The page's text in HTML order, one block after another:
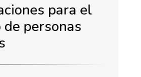
para el
de personas